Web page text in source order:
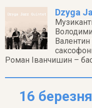
Dzyga
Валентин
Роман Іванчишин –
16